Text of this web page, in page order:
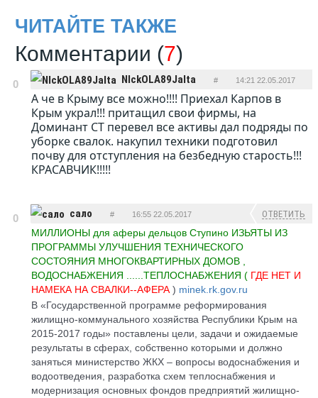
ЧИТАЙТЕ ТАКЖЕ
Комментарии (7)
0 NIckOLA89Jalta # 14:21 22.05.2017
ОТВЕТИТЬ
А че в Крыму все можно!!!! Приехал Карпов в
Крым украл!!! притащил свои фирмы, на
Доминант СТ перевел все активы дал подряды по
уборке свалок. накупил техники подготовил
почву для отступления на безбедную старость!!!
КРАСАВЧИК!!!!!
0 сало # 16:55 22.05.2017 ОТВЕТИТЬ
МИЛЛИОНЫ для аферы дельцов Ступино ИЗЬЯТЫ ИЗ
ПРОГРАММЫ УЛУЧШЕНИЯ ТЕХНИЧЕСКОГО
СОСТОЯНИЯ МНОГОКВАРТИРНЫХ ДОМОВ ,
ВОДОСНАБЖЕНИЯ ......ТЕПЛОСНАБЖЕНИЯ ( ГДЕ НЕТ И
НАМЕКА НА СВАЛКИ--АФЕРА ) minek.rk.gov.ru
В «Государственной программе реформирования
жилищно-коммунального хозяйства Республики Крым на
2015-2017 годы» поставлены цели, задачи и ожидаемые
результаты в сферах, собственно которыми и должно
заняться министерство ЖКХ – вопросы водоснабжения и
водоотведения, разработка схем теплоснабжения и
модернизация основных фондов предприятий жилищно-